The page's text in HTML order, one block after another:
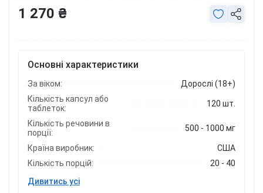
Основні характеристики
За віком:
Дорослі (18+)
Кількість капсул або
таблеток:
120 шт.
Кількість речовини в
порції:
500 - 1000 мг
Країна виробник:
США
Кількість порцій:
20 - 40
Дивитись усі
1 270 ₴